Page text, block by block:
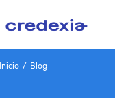
Inicio / Blog